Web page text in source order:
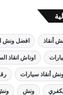
أنقاذ افضل ونش
اوناش انقاذ
أنقاذ سيارات
ونش